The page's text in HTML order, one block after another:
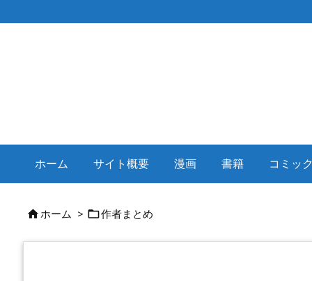
ホーム サイト概要 漫画 書籍 コミッ
ホーム > 作者まとめ